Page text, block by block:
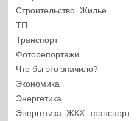
Строительство. Жилье
ТП
Транспорт
Фоторепортажи
Что бы это значило?
Экономика
Энергетика
Энергетика, ЖКХ, транспорт